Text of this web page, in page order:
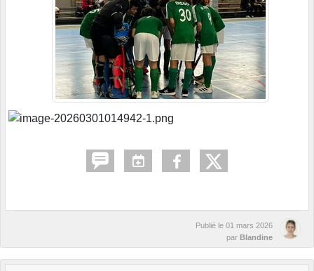
Publié le 01 mars 2026
par Blandine